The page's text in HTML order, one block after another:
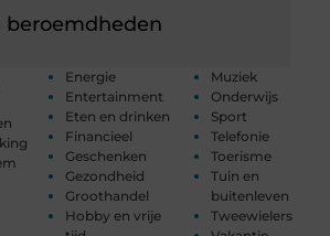
Energie
Entertainment
Eten en drinken
Financieel
Geschenken
Gezondheid
Groothandel
Hobby en vrije
Muziek
Onderwijs
Sport
Telefonie
Toerisme
Tuin en
buitenleven
Tweewielers
beroemdheden